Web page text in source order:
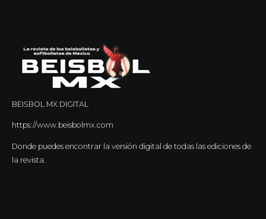
BEISBOL MX DIGITAL
https://www.beisbolmx.com
Donde puedes encontrar la versión digital de todas las ediciones de
la revista.